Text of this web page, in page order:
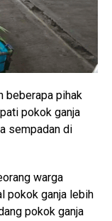
beberapa pihak
pokok ganja
sempadan di
warga
pokok ganja lebih
pokok ganja